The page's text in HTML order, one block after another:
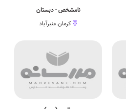
نامشخص - دبستان
کرمان عنبرآباد